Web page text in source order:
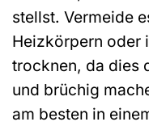
stellst. Vermeide
Heizkörpern oder
trocknen, da dies
und brüchig
am besten in